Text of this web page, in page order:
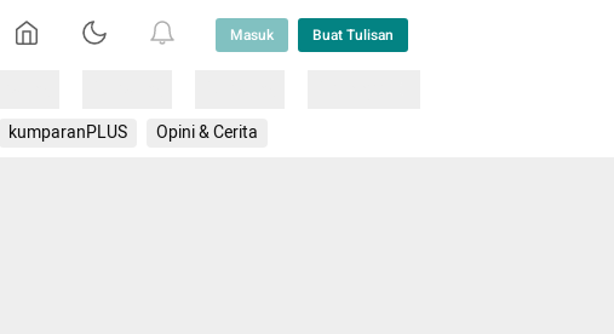
Masuk Buat Tulisan
kumparanPLUS Opini & Cerita